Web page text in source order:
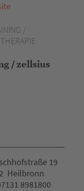
/
/ zellsius
19
Heilbronn
8981800